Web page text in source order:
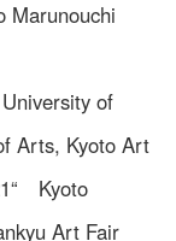
Marunouchi
of
Arts, Kyoto Art
Kyoto
Art Fair